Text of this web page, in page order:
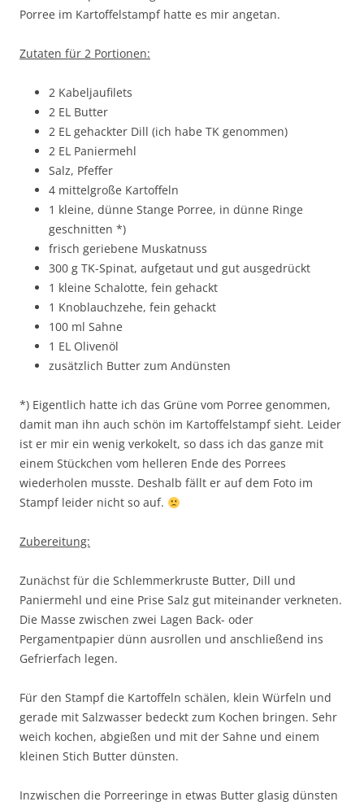
Porree im Kartoffelstampf hatte es mir angetan.
Zutaten für 2 Portionen:
2 Kabeljaufilets
2 EL Butter
2 EL gehackter Dill (ich habe TK genommen)
2 EL Paniermehl
Salz, Pfeffer
4 mittelgroße Kartoffeln
1 kleine, dünne Stange Porree, in dünne Ringe
geschnitten *)
frisch geriebene Muskatnuss
300 g TK-Spinat, aufgetaut und gut ausgedrückt
1 kleine Schalotte, fein gehackt
1 Knoblauchzehe, fein gehackt
100 ml Sahne
1 EL Olivenöl
zusätzlich Butter zum Andünsten
*) Eigentlich hatte ich das Grüne vom Porree genommen,
damit man ihn auch schön im Kartoffelstampf sieht. Leider
ist er mir ein wenig verkokelt, so dass ich das ganze mit
einem Stückchen vom helleren Ende des Porrees
wiederholen musste. Deshalb fällt er auf dem Foto im
Stampf leider nicht so auf.
Zubereitung:
Zunächst für die Schlemmerkruste Butter, Dill und
Paniermehl und eine Prise Salz gut miteinander verkneten.
Die Masse zwischen zwei Lagen Back- oder
Pergamentpapier dünn ausrollen und anschließend ins
Gefrierfach legen.
Für den Stampf die Kartoffeln schälen, klein Würfeln und
gerade mit Salzwasser bedeckt zum Kochen bringen. Sehr
weich kochen, abgießen und mit der Sahne und einem
kleinen Stich Butter dünsten.
Inzwischen die Porreeringe in etwas Butter glasig dünsten